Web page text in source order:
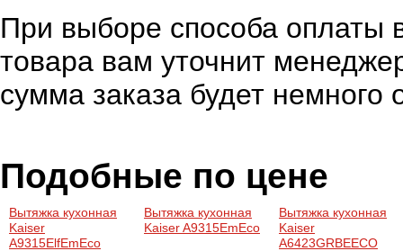
При выборе способа оплаты
товара вам уточнит
сумма заказа будет немного
Подобные по цене
Вытяжка кухонная
Kaiser
A9315ElfEmEco
Вытяжка кухонная
Kaiser A9315EmEco
Вытяжка кухонная
Kaiser
A6423GRBEECO